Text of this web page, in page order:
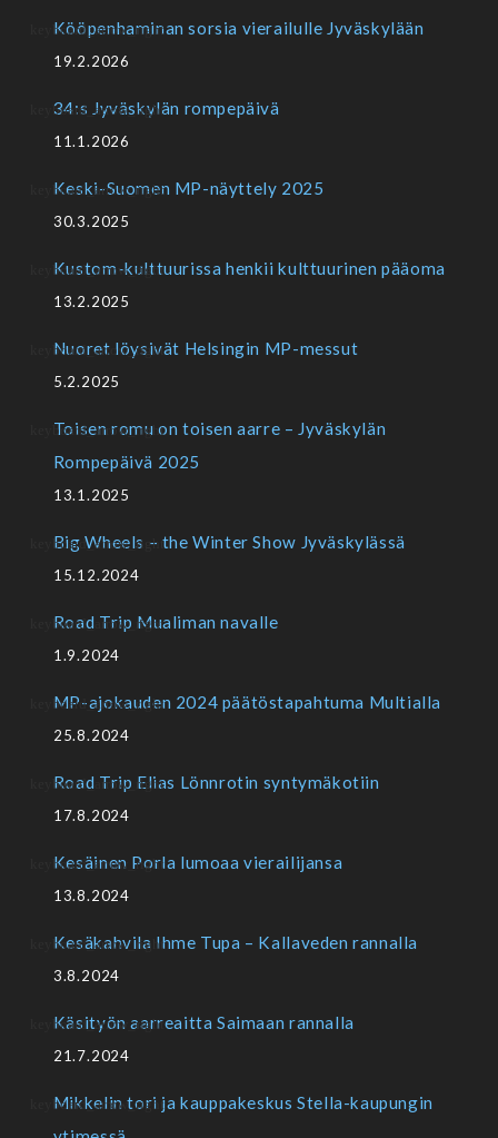
Kööpenhaminan sorsia vierailulle Jyväskylään
19.2.2026
34:s Jyväskylän rompepäivä
11.1.2026
Keski-Suomen MP-näyttely 2025
30.3.2025
Kustom-kulttuurissa henkii kulttuurinen pääoma
13.2.2025
Nuoret löysivät Helsingin MP-messut
5.2.2025
Toisen romu on toisen aarre – Jyväskylän
Rompepäivä 2025
13.1.2025
Big Wheels – the Winter Show Jyväskylässä
15.12.2024
Road Trip Mualiman navalle
1.9.2024
MP-ajokauden 2024 päätöstapahtuma Multialla
25.8.2024
Road Trip Elias Lönnrotin syntymäkotiin
17.8.2024
Kesäinen Porla lumoaa vierailijansa
13.8.2024
Kesäkahvila Ihme Tupa – Kallaveden rannalla
3.8.2024
Käsityön aarreaitta Saimaan rannalla
21.7.2024
Mikkelin tori ja kauppakeskus Stella-kaupungin